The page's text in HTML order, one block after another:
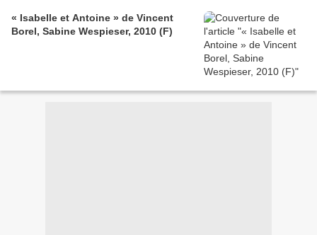
« Isabelle et Antoine » de Vincent
Borel, Sabine Wespieser, 2010 (F)